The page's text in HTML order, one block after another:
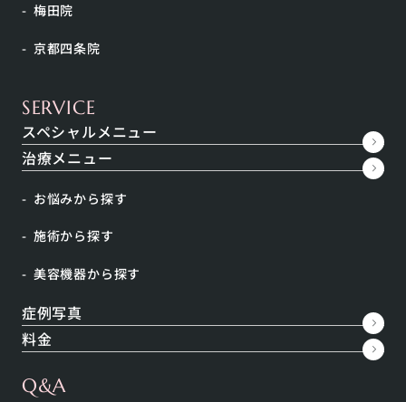
梅田院
京都四条院
SERVICE
スペシャルメニュー
治療メニュー
お悩みから探す
施術から探す
美容機器から探す
症例写真
料金
Q&A
施術の説明
濃度を薄くしたボトックスを、筋肉ではなく皮膚に極
浅に極少量ずつ注射する方法です。 筋肉の動きは制限
せずに、皮膚だけをつるっとはりのある状態にし、毛
穴の引き締め効果もあります。 額や目の下、口元など
ボトックス注射では不自然な表情になるパーツに適し
ています。
リスク・副作用
リスク：表情のこわばり・歪み 副作用：内出血・腫
れ・赤み。